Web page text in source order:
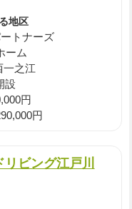
地区
トナーズ
ーム
一之江
設
円
円
ビング江戸川